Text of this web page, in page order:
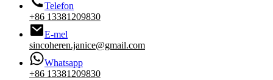
Telefon
+86 13381209830
E-mel
sincoheren.janice@gmail.com
Whatsapp
+86 13381209830